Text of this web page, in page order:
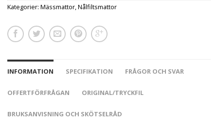
Kategorier: Mässmattor,Nålfiltsmattor
INFORMATION SPECIFIKATION FRÅGOR OCH SVAR
OFFERTFÖRFRÅGAN ORIGINAL/TRYCKFIL
BRUKSANVISNING OCH SKÖTSELRÅD